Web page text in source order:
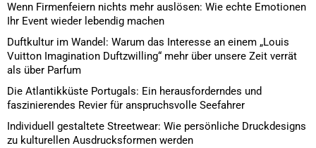
Wenn Firmenfeiern nichts mehr auslösen: Wie echte Emotionen
Ihr Event wieder lebendig machen
Duftkultur im Wandel: Warum das Interesse an einem „Louis
Vuitton Imagination Duftzwilling“ mehr über unsere Zeit verrät
als über Parfum
Die Atlantikküste Portugals: Ein herausforderndes und
faszinierendes Revier für anspruchsvolle Seefahrer
Individuell gestaltete Streetwear: Wie persönliche Druckdesigns
zu kulturellen Ausdrucksformen werden